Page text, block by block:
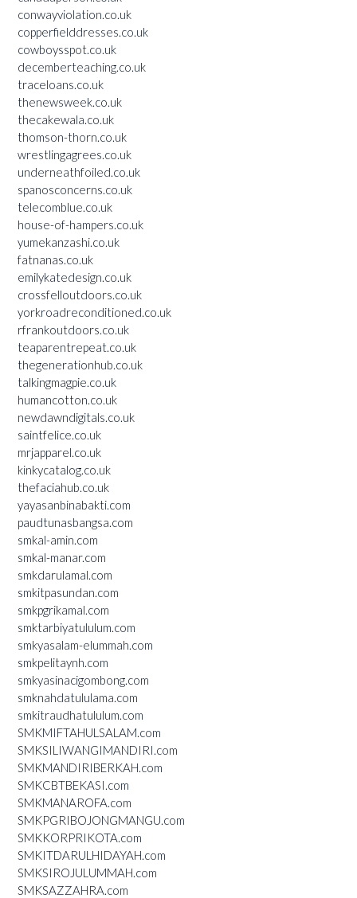
conwayviolation.co.uk
copperfielddresses.co.uk
cowboysspot.co.uk
decemberteaching.co.uk
traceloans.co.uk
thenewsweek.co.uk
thecakewala.co.uk
thomson-thorn.co.uk
wrestlingagrees.co.uk
underneathfoiled.co.uk
spanosconcerns.co.uk
telecomblue.co.uk
house-of-hampers.co.uk
yumekanzashi.co.uk
fatnanas.co.uk
emilykatedesign.co.uk
crossfelloutdoors.co.uk
yorkroadreconditioned.co.uk
rfrankoutdoors.co.uk
teaparentrepeat.co.uk
thegenerationhub.co.uk
talkingmagpie.co.uk
humancotton.co.uk
newdawndigitals.co.uk
saintfelice.co.uk
mrjapparel.co.uk
kinkycatalog.co.uk
thefaciahub.co.uk
yayasanbinabakti.com
paudtunasbangsa.com
smkal-amin.com
smkal-manar.com
smkdarulamal.com
smkitpasundan.com
smkpgrikamal.com
smktarbiyatululum.com
smkyasalam-elummah.com
smkpelitaynh.com
smkyasinacigombong.com
smknahdatululama.com
smkitraudhatululum.com
SMKMIFTAHULSALAM.com
SMKSILIWANGIMANDIRI.com
SMKMANDIRIBERKAH.com
SMKCBTBEKASI.com
SMKMANAROFA.com
SMKPGRIBOJONGMANGU.com
SMKKORPRIKOTA.com
SMKITDARULHIDAYAH.com
SMKSIROJULUMMAH.com
SMKSAZZAHRA.com